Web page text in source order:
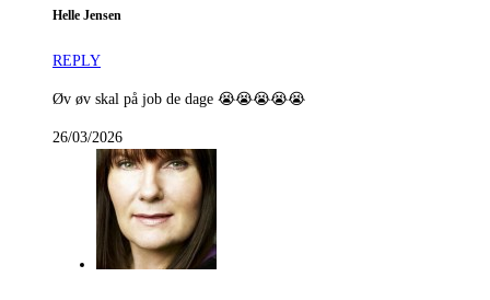
Helle Jensen
REPLY
Øv øv skal på job de dage 😭😭😭😭😭
26/03/2026